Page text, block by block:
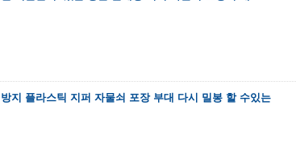
지 플라스틱 지퍼 자물쇠 포장 부대 다시 밀봉 할 수있는